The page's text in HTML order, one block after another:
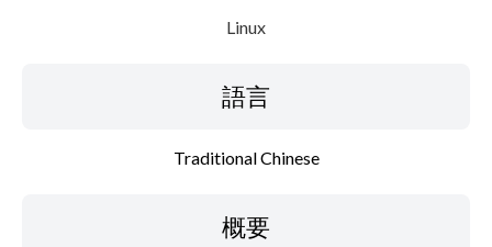
Linux
語言
Traditional Chinese
概要